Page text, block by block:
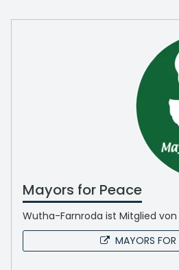
Mayors for Peace
Wutha-Farnroda ist Mitglied von
MAYORS FOR